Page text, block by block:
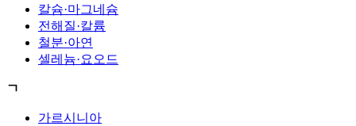
칼슘·마그네슘
전해질·칼륨
철분·아연
셀레늄·요오드
ㄱ
가르시니아